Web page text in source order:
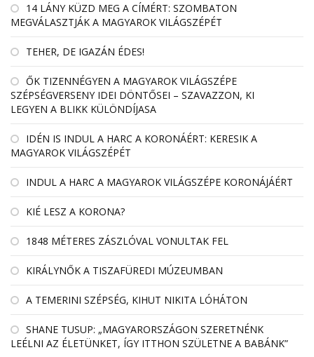
14 LÁNY KÜZD MEG A CÍMÉRT: SZOMBATON
MEGVÁLASZTJÁK A MAGYAROK VILÁGSZÉPÉT
TEHER, DE IGAZÁN ÉDES!
ŐK TIZENNÉGYEN A MAGYAROK VILÁGSZÉPE
SZÉPSÉGVERSENY IDEI DÖNTŐSEI – SZAVAZZON, KI
LEGYEN A BLIKK KÜLÖNDÍJASA
IDÉN IS INDUL A HARC A KORONÁÉRT: KERESIK A
MAGYAROK VILÁGSZÉPÉT
INDUL A HARC A MAGYAROK VILÁGSZÉPE KORONÁJÁÉRT
KIÉ LESZ A KORONA?
1848 MÉTERES ZÁSZLÓVAL VONULTAK FEL
KIRÁLYNŐK A TISZAFÜREDI MÚZEUMBAN
A TEMERINI SZÉPSÉG, KIHUT NIKITA LÓHÁTON
SHANE TUSUP: „MAGYARORSZÁGON SZERETNÉNK
LEÉLNI AZ ÉLETÜNKET, ÍGY ITTHON SZÜLETNE A BABÁNK”